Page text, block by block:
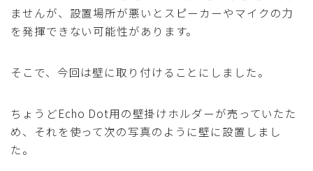
ませんが、設置場所が悪いとスピーカーやマイクの力
を発揮できない可能性があります。
そこで、今回は壁に取り付けることにしました。
ちょうどEcho Dot用の壁掛けホルダーが売っていたた
め、それを使って次の写真のように壁に設置しまし
た。